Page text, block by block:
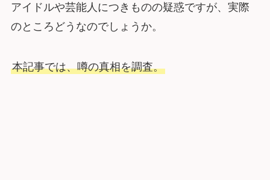
アイドルや芸能人につきものの疑惑ですが、実際
のところどうなのでしょうか。
本記事では、噂の真相を調査。